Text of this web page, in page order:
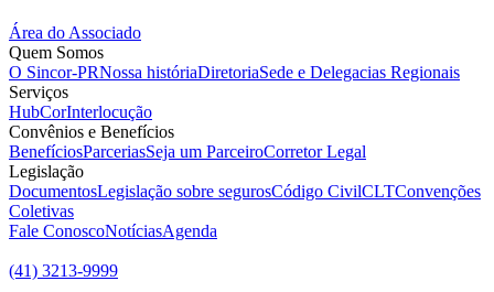
Área do Associado
Quem Somos
O Sincor-PRNossa históriaDiretoriaSede e Delegacias Regionais
Serviços
HubCorInterlocução
Convênios e Benefícios
BenefíciosParceriasSeja um ParceiroCorretor Legal
Legislação
DocumentosLegislação sobre segurosCódigo CivilCLTConvenções
Coletivas
Fale ConoscoNotíciasAgenda
(41) 3213-9999